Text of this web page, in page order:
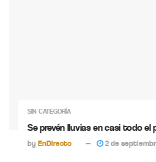
SIN CATEGORÍA
Se prevén lluvias en casi todo el
by EnDirecto 2 de